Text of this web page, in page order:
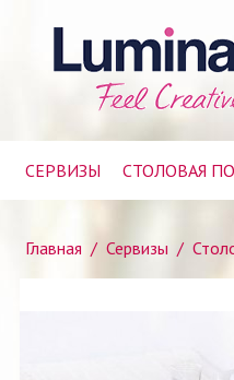
СЕРВИЗЫ СТОЛОВАЯ
Главная / Сервизы /